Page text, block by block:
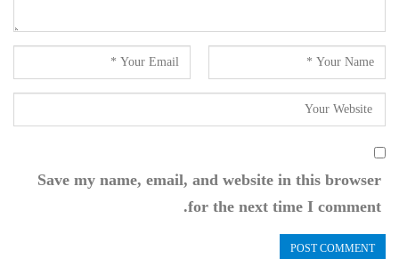
Save my name, email, and website in this browser
for the next time I comment.